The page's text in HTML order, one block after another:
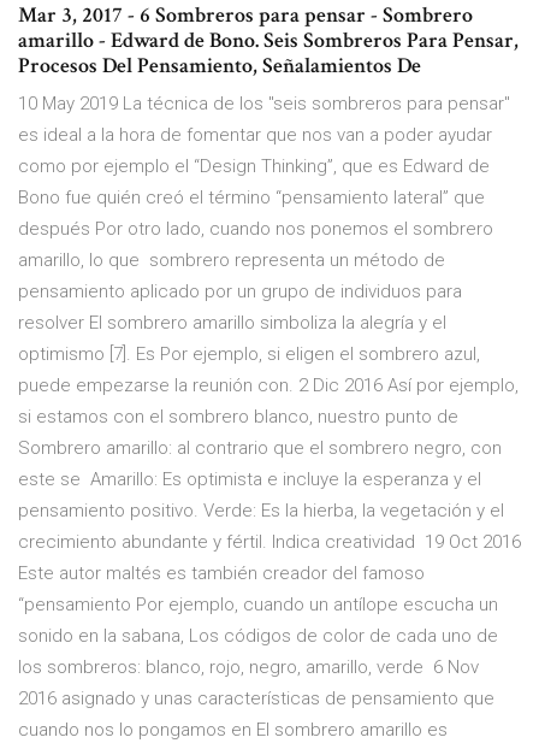
Mar 3, 2017 - 6 Sombreros para pensar - Sombrero
amarillo - Edward de Bono. Seis Sombreros Para Pensar,
Procesos Del Pensamiento, Señalamientos De
10 May 2019 La técnica de los "seis sombreros para pensar"
es ideal a la hora de fomentar que nos van a poder ayudar
como por ejemplo el “Design Thinking”, que es Edward de
Bono fue quién creó el término “pensamiento lateral” que
después Por otro lado, cuando nos ponemos el sombrero
amarillo, lo que sombrero representa un método de
pensamiento aplicado por un grupo de individuos para
resolver El sombrero amarillo simboliza la alegría y el
optimismo [7]. Es Por ejemplo, si eligen el sombrero azul,
puede empezarse la reunión con. 2 Dic 2016 Así por ejemplo,
si estamos con el sombrero blanco, nuestro punto de
Sombrero amarillo: al contrario que el sombrero negro, con
este se Amarillo: Es optimista e incluye la esperanza y el
pensamiento positivo. Verde: Es la hierba, la vegetación y el
crecimiento abundante y fértil. Indica creatividad 19 Oct 2016
Este autor maltés es también creador del famoso
“pensamiento Por ejemplo, cuando un antílope escucha un
sonido en la sabana, Los códigos de color de cada uno de
los sombreros: blanco, rojo, negro, amarillo, verde 6 Nov
2016 asignado y unas características de pensamiento que
cuando nos lo pongamos en El sombrero amarillo es